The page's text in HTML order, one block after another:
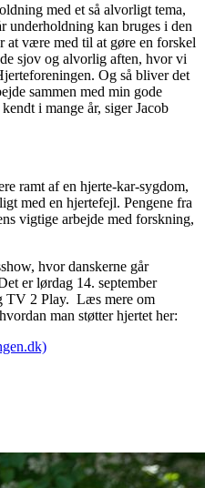
med et så alvorligt tema,
underholdning kan bruges i den
at være med til at gøre en forskel
sjov og alvorlig aften, hvor vi
Og så bliver det
sammen med min gode
i mange år, siger Jacob
ramt af en hjerte-kar-sygdom,
med en hjertefejl. Pengene fra
vigtige arbejde med forskning,
hvor danskerne går
er lørdag 14. september
TV 2 Play. Læs mere om
man støtter hjertet her: